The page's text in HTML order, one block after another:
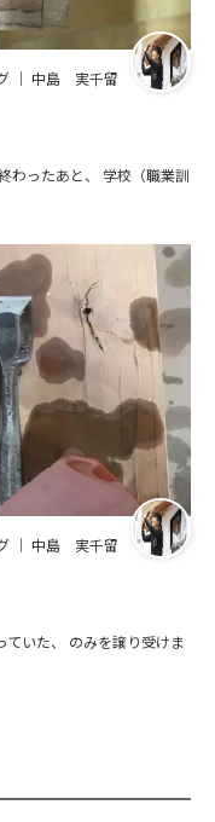
｜ 中島 実千留
わったあと、 学校（職業訓
｜ 中島 実千留
ていた、 のみを譲り受けま